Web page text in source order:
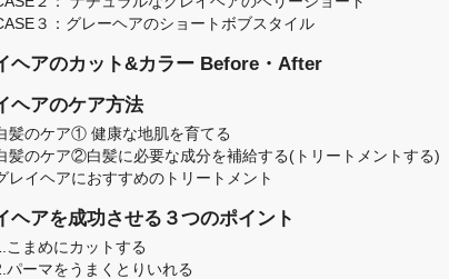
３：グレーヘアのショートボブスタイル
ヘアのカット&カラー Before・After
ヘアのケア方法
髪のケア① 健康な地肌を育てる
髪のケア②白髪に必要な成分を補給する(トリートメントする)
レイヘアにおすすめのトリートメント
ヘアを成功させる３つのポイント
こまめにカットする
パーマをうまくとりいれる